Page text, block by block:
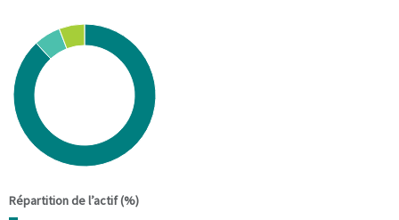
Chart
Pie chart with 3 slices.
View as data table, Chart
Répartition de l’actif (%)